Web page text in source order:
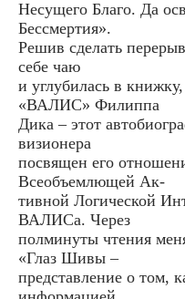
Несущего Благо. Да
Бессмертия».
Решив сделать
себе чаю
и углубилась в
«ВАЛИС» Филиппа
Дика – этот
визионера
посвящен его
Всеобъемлющей Ак-
тивной Логической
ВАЛИСа. Через
полминуты чтения
«Глаз Шивы –
представление о том,